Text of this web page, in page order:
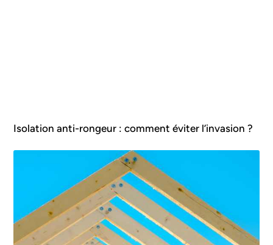
Isolation anti-rongeur : comment éviter l’invasion ?